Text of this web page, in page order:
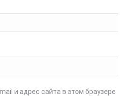
и адрес сайта в этом браузере